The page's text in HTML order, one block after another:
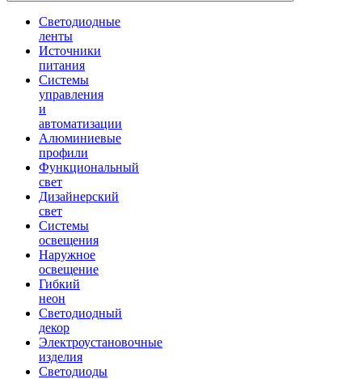
Светодиодные
ленты
Источники
питания
Системы
управления
и
автоматизации
Алюминиевые
профили
Функциональный
свет
Дизайнерский
свет
Системы
освещения
Наружное
освещение
Гибкий
неон
Светодиодный
декор
Электроустановочные
изделия
Светодиоды